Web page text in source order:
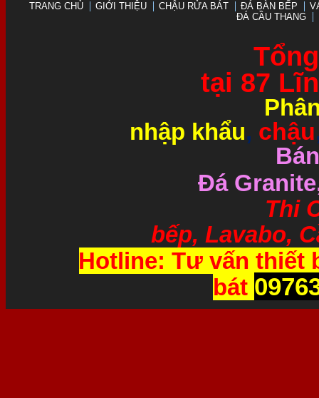
TRANG CHỦ GIỚI THIỆU CHẬU RỬA BÁT ĐÁ BÀN BẾP
ĐÁ CẦU THANG
tại 87
nhập khẩu, chậu
Đá
Thi Công và
bếp, Lavabo,
Hotline: Tư vấn thiết
bát